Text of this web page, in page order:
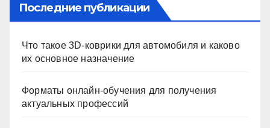
Последние публикации
Что такое 3D-коврики для автомобиля и каково
их основное назначение
Форматы онлайн-обучения для получения
актуальных профессий